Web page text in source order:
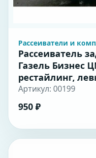
Рассеиватели и
Рассеиватель
Газель Бизнес
рестайлинг,
Артикул: 00199
950 ₽